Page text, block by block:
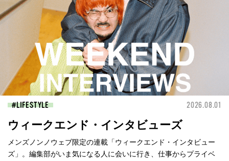
LIFESTYLE 2026.08.01
ウィークエンド・インタビューズ
メンズノンノウェブ限定の連載「ウィークエンド・インタビュー
ズ」。編集部がいま気になる人に会いに行き、仕事からプライベ